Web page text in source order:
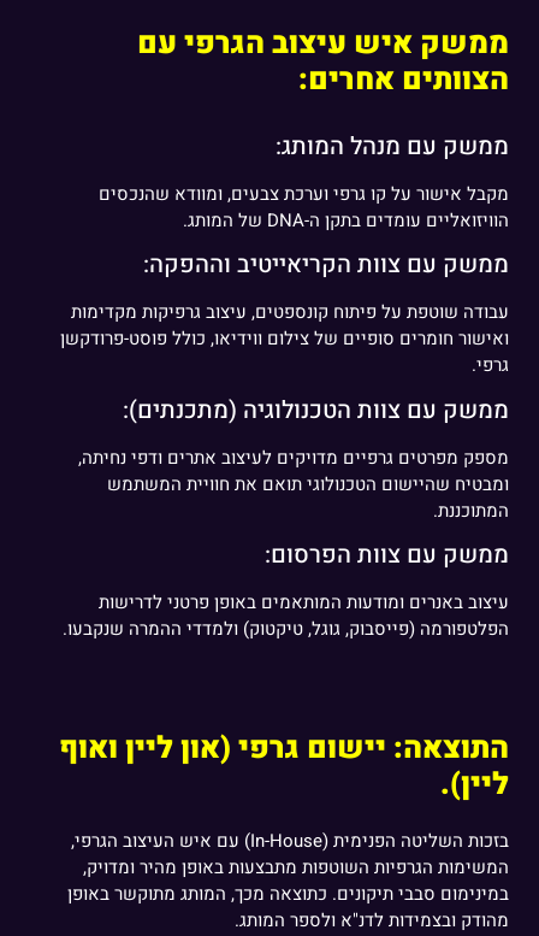
ממשק איש עיצוב הגרפי עם
הצוותים אחרים:
ממשק עם מנהל המותג:
מקבל אישור על קו גרפי וערכת צבעים, ומוודא שהנכסים
הוויזואליים עומדים בתקן ה-DNA של המותג.
ממשק עם צוות הקריאייטיב וההפקה:
עבודה שוטפת על פיתוח קונספטים, עיצוב גרפיקות מקדימות
ואישור חומרים סופיים של צילום ווידיאו, כולל פוסט-פרודקשן
גרפי.
ממשק עם צוות הטכנולוגיה (מתכנתים):
מספק מפרטים גרפיים מדויקים לעיצוב אתרים ודפי נחיתה,
ומבטיח שהיישום הטכנולוגי תואם את חוויית המשתמש
המתוכננת.
ממשק עם צוות הפרסום:
עיצוב באנרים ומודעות המותאמים באופן פרטני לדרישות
הפלטפורמה (פייסבוק, גוגל, טיקטוק) ולמדדי ההמרה שנקבעו.
התוצאה: יישום גרפי (און ליין ואוף
ליין).
בזכות השליטה הפנימית (In-House) עם איש העיצוב הגרפי,
המשימות הגרפיות השוטפות מתבצעות באופן מהיר ומדויק,
במינימום סבבי תיקונים. כתוצאה מכך, המותג מתוקשר באופן
מהודק ובצמידות לדנ"א ולספר המותג.